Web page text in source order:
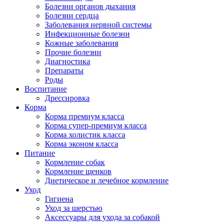
Болезни органов дыхания
Болезни сердца
Заболевания нервной системы
Инфекционные болезни
Кожные заболевания
Прочие болезни
Диагностика
Препараты
Роды
Воспитание
Дрессировка
Корма
Корма премиум класса
Корма супер-премиум класса
Корма холистик класса
Корма эконом класса
Питание
Кормление собак
Кормление щенков
Диетическое и лечебное кормление
Уход
Гигиена
Уход за шерстью
Аксессуары для ухода за собакой